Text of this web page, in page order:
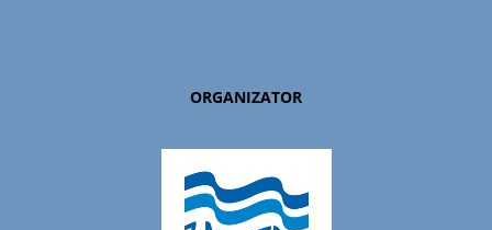
ORGANIZATOR